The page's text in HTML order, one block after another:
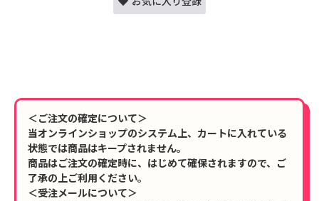
＜ご注文の確定について＞
当オンラインショップのシステム上、カートに入れている
状態では商品はキープされません。
商品はご注文の確定時に、はじめて確保されますので、ご
了承の上ご利用ください。
＜受注メールについて＞